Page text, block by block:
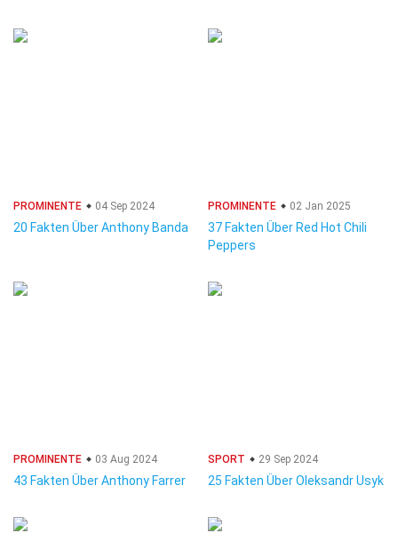
PROMINENTE 04 Sep 2024
20 Fakten Über Anthony Banda
PROMINENTE 02 Jan 2025
37 Fakten Über Red Hot Chili
Peppers
PROMINENTE 03 Aug 2024
43 Fakten Über Anthony Farrer
SPORT 29 Sep 2024
25 Fakten Über Oleksandr Usyk